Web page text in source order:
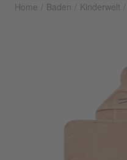
Home Baden Kinderwelt